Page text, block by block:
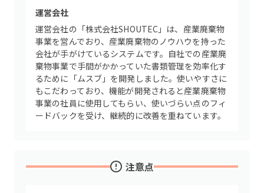
運営会社
運営会社の「株式会社SHOUTEC」は、産業廃棄物
事業を営んでおり、産業廃棄物のノウハウを持った
会社が手がけているシステムです。自社での産業廃
棄物事業で手間がかかっていた書類管理を効率化す
るために「ムスブ」を開発しました。使いやすさに
もこだわっており、機能が開発されると産業廃棄物
事業の社員に使用してもらい、使いづらい点のフィ
ードバックを受け、継続的に改善を重ねています。
注意点